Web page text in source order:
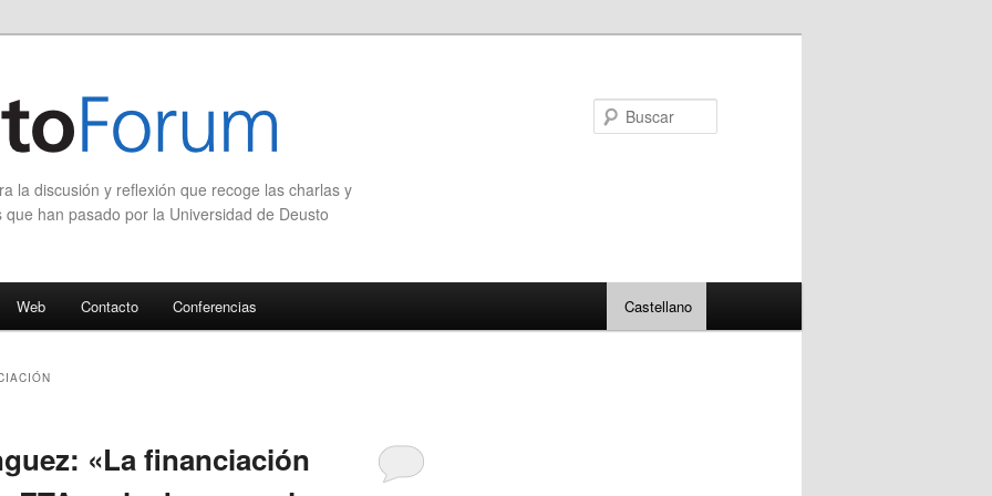
la discusión y reflexión que recoge las charlas y
han pasado por la Universidad de Deusto
Web Contacto Conferencias Castellano
«La financiación